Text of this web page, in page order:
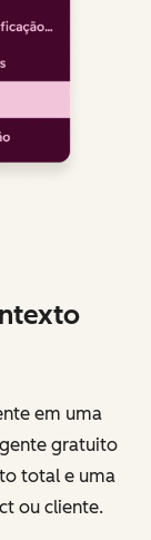
em uma
gratuito
total e uma
ou cliente.